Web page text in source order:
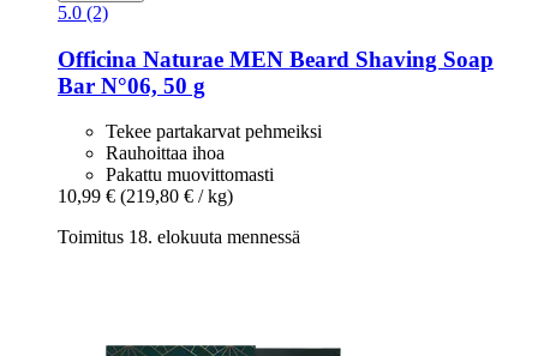
5.0 (2)
Officina Naturae MEN Beard Shaving Soap
Bar N°06, 50 g
Tekee partakarvat pehmeiksi
Rauhoittaa ihoa
Pakattu muovittomasti
10,99 € (219,80 € / kg)
Toimitus 18. elokuuta mennessä